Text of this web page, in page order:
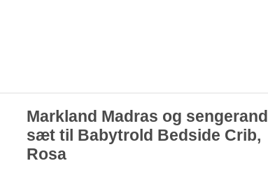
Markland Madras og sengerand
sæt til Babytrold Bedside Crib,
Rosa